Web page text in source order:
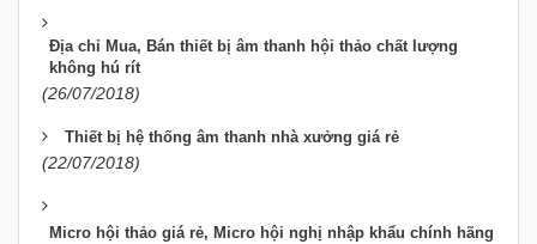
Địa chỉ Mua, Bán thiết bị âm thanh hội thảo chất lượng
không hú rít
(26/07/2018)
Thiết bị hệ thống âm thanh nhà xưởng giá rẻ
(22/07/2018)
Micro hội thảo giá rẻ, Micro hội nghị nhập khẩu chính hãng